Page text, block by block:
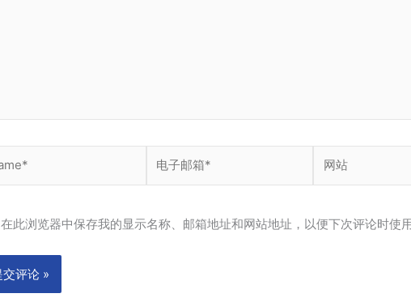
子
*
站
在此浏览器中保存我的显示名称、邮箱地址和网站地址，以便下次评论时使